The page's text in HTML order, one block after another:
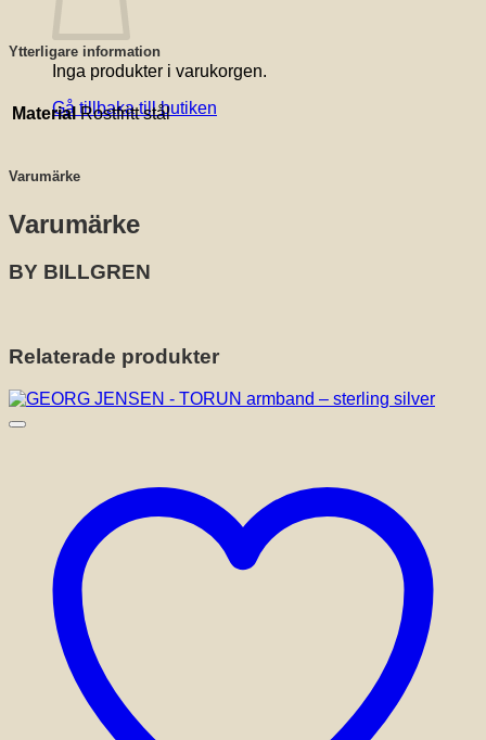
Inga produkter i varukorgen.
Gå tillbaka till butiken
Ytterligare information
Material Rostfritt stål
Varumärke
Varumärke
BY BILLGREN
Relaterade produkter